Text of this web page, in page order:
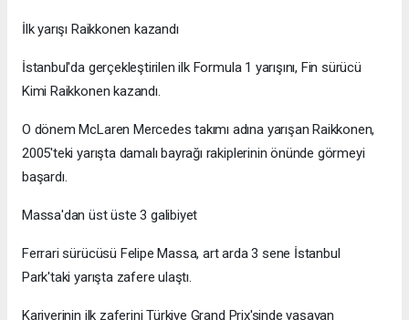
İlk yarışı Raikkonen kazandı
İstanbul'da gerçekleştirilen ilk Formula 1 yarışını, Fin sürücü
Kimi Raikkonen kazandı.
O dönem McLaren Mercedes takımı adına yarışan Raikkonen,
2005'teki yarışta damalı bayrağı rakiplerinin önünde görmeyi
başardı.
Massa'dan üst üste 3 galibiyet
Ferrari sürücüsü Felipe Massa, art arda 3 sene İstanbul
Park'taki yarışta zafere ulaştı.
Kariyerinin ilk zaferini Türkiye Grand Prix'sinde yaşayan